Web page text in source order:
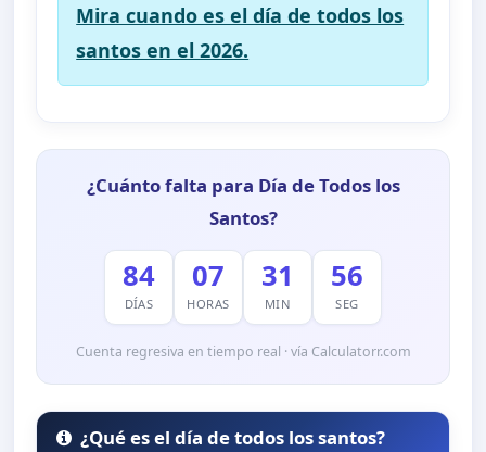
Mira cuando es el día de todos los
santos en el 2026.
¿Cuánto falta para Día de Todos los
Santos?
84
DÍAS
07
HORAS
31
MIN
55
SEG
Cuenta regresiva en tiempo real · vía Calculatorr.com
¿Qué es el día de todos los santos?